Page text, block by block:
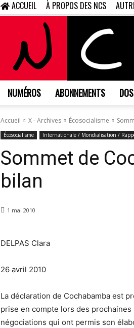
ACCUEIL À PROPOS DES NCS
NUMÉROS ABONNEMENTS
Accueil X - Archives Écosocialisme
Écosocialisme Internationale / Mondialisation /
Sommet de
bilan
1 mai 2010
DELPAS Clara
26 avril 2010
La déclaration de Cochabamba est
prise en compte lors des prochaines
négociations qui ont permis son